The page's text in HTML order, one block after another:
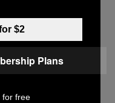
en pantallas y
de salirme
plan de
la película en
$2
Plans
for free